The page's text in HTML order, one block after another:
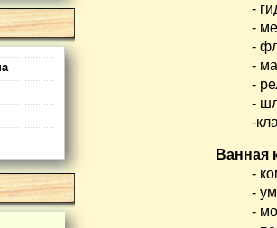
-
-
-
-
-
-
-
Ванная
-
-
-